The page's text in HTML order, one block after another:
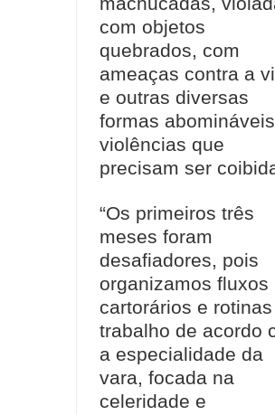
com objetos
quebrados, com
ameaças contra a
e outras diversas
formas
violências que
precisam ser
“Os primeiros três
meses foram
desafiadores, pois
organizamos fluxos
cartorários e
trabalho de acordo
a especialidade da
vara, focada na
celeridade e